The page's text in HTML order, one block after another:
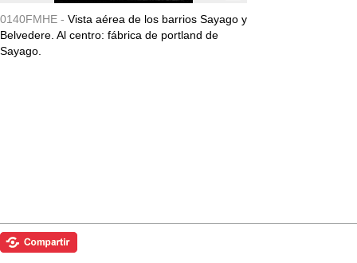
0140FMHE - Vista aérea de los barrios Sayago y
Belvedere. Al centro: fábrica de portland de
Sayago.